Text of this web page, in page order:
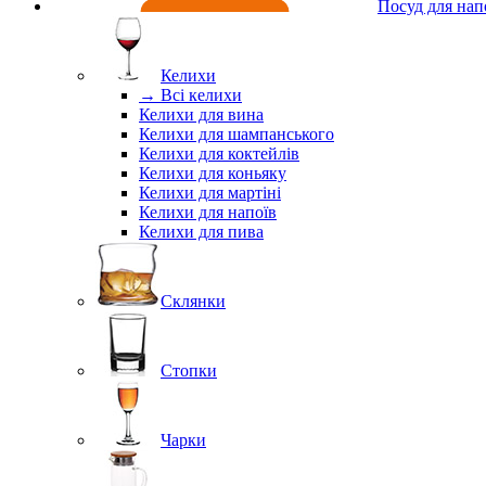
Посуд для
Келихи
→ Всі келихи
Келихи для вина
Келихи для шампанського
Келихи для коктейлів
Келихи для коньяку
Келихи для мартіні
Келихи для напоїв
Келихи для пива
Склянки
Стопки
Чарки